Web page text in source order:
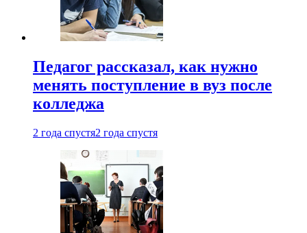
Педагог рассказал, как нужно
менять поступление в вуз после
колледжа
2 года спустя2 года спустя